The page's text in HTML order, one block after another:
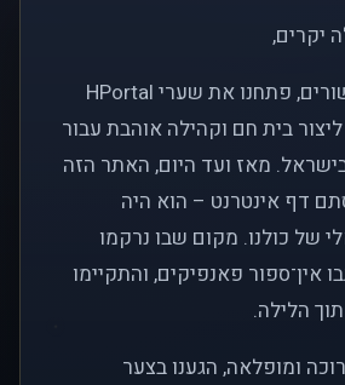
יקרים,
לפני כמעט שני עשורים, פתחנו את שערי HPortal
בית חם וקהילה אוהבת עבור
מאז ועד היום, האתר הזה
דף אינטרנט – הוא היה
של כולנו. מקום שבו נרקמו
אין־ספור פאנפיקים, והתקיימו
הלילה.
ומופלאה, הגענו בצער